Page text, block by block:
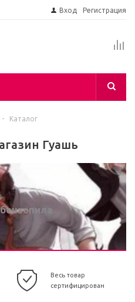
Вход Регистрация
- Каталог
Гуашь
Весь товар
сертифицирован